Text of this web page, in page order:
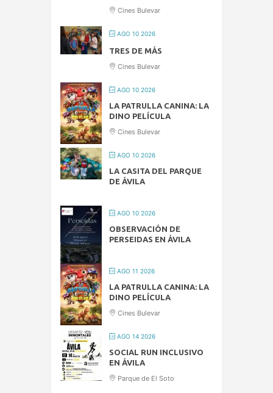
Cines Bulevar
AGO 10 2026
TRES DE MÁS
Cines Bulevar
AGO 10 2026
LA PATRULLA CANINA: LA
DINO PELÍCULA
Cines Bulevar
AGO 10 2026
LA CASITA DEL PARQUE
DE ÁVILA
AGO 10 2026
OBSERVACIÓN DE
PERSEIDAS EN ÁVILA
AGO 11 2026
LA PATRULLA CANINA: LA
DINO PELÍCULA
Cines Bulevar
AGO 14 2026
SOCIAL RUN INCLUSIVO
EN ÁVILA
Parque de El Soto